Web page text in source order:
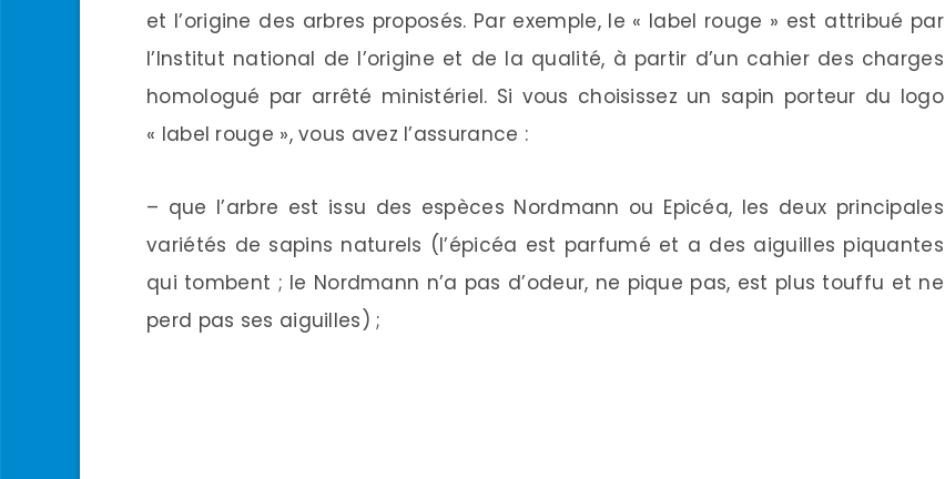
et l’origine des arbres proposés. Par exemple, le « label rouge » est attribué par
l’Institut national de l’origine et de la qualité, à partir d’un cahier des charges
homologué par arrêté ministériel. Si vous choisissez un sapin porteur du logo
« label rouge », vous avez l’assurance :
– que l’arbre est issu des espèces Nordmann ou Epicéa, les deux principales
variétés de sapins naturels (l’épicéa est parfumé et a des aiguilles piquantes
qui tombent ; le Nordmann n’a pas d’odeur, ne pique pas, est plus touffu et ne
perd pas ses aiguilles) ;